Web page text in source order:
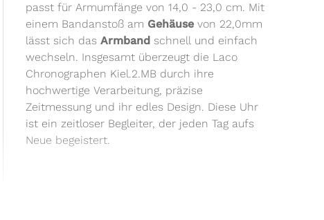
passt für Armumfänge von 14,0 - 23,0 cm. Mit
einem Bandanstoß am Gehäusevon 22,0mm
lässt sich das Armband schnell und einfach
wechseln. Insgesamt überzeugt die Laco
Chronographen Kiel.2.MB durch ihre
hochwertige Verarbeitung, präzise
Zeitmessung und ihr edles Design. Diese Uhr
ist ein zeitloser Begleiter, der jeden Tag aufs
Neue begeistert.